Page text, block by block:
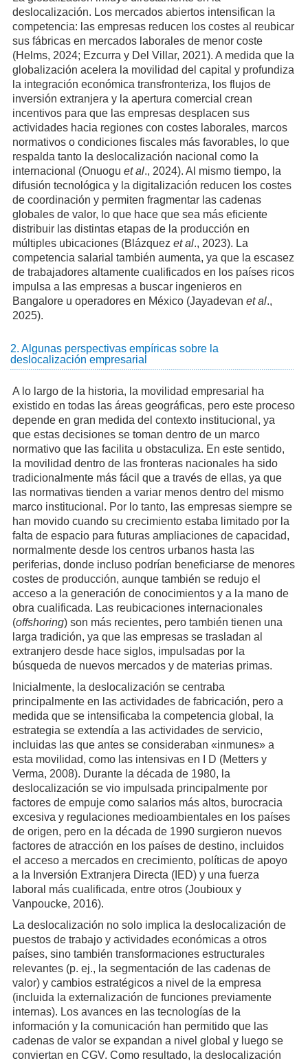
deslocalización. Los mercados abiertos intensifican la
competencia: las empresas reducen los costes al reubicar
sus fábricas en mercados laborales de menor coste
(Helms, 2024; Ezcurra y Del Villar, 2021). A medida que la
globalización acelera la movilidad del capital y profundiza
la integración económica transfronteriza, los flujos de
inversión extranjera y la apertura comercial crean
incentivos para que las empresas desplacen sus
actividades hacia regiones con costes laborales, marcos
normativos o condiciones fiscales más favorables, lo que
respalda tanto la deslocalización nacional como la
internacional (Onuogu et al., 2024). Al mismo tiempo, la
difusión tecnológica y la digitalización reducen los costes
de coordinación y permiten fragmentar las cadenas
globales de valor, lo que hace que sea más eficiente
distribuir las distintas etapas de la producción en
múltiples ubicaciones (Blázquez et al., 2023). La
competencia salarial también aumenta, ya que la escasez
de trabajadores altamente cualificados en los países ricos
impulsa a las empresas a buscar ingenieros en
Bangalore u operadores en México (Jayadevan et al.,
2025).
2. Algunas perspectivas empíricas sobre la
deslocalización empresarial
A lo largo de la historia, la movilidad empresarial ha
existido en todas las áreas geográficas, pero este proceso
depende en gran medida del contexto institucional, ya
que estas decisiones se toman dentro de un marco
normativo que las facilita u obstaculiza. En este sentido,
la movilidad dentro de las fronteras nacionales ha sido
tradicionalmente más fácil que a través de ellas, ya que
las normativas tienden a variar menos dentro del mismo
marco institucional. Por lo tanto, las empresas siempre se
han movido cuando su crecimiento estaba limitado por la
falta de espacio para futuras ampliaciones de capacidad,
normalmente desde los centros urbanos hasta las
periferias, donde incluso podrían beneficiarse de menores
costes de producción, aunque también se redujo el
acceso a la generación de conocimientos y a la mano de
obra cualificada. Las reubicaciones internacionales
(offshoring) son más recientes, pero también tienen una
larga tradición, ya que las empresas se trasladan al
extranjero desde hace siglos, impulsadas por la
búsqueda de nuevos mercados y de materias primas.
Inicialmente, la deslocalización se centraba
principalmente en las actividades de fabricación, pero a
medida que se intensificaba la competencia global, la
estrategia se extendía a las actividades de servicio,
incluidas las que antes se consideraban «inmunes» a
esta movilidad, como las intensivas en I D (Metters y
Verma, 2008). Durante la década de 1980, la
deslocalización se vio impulsada principalmente por
factores de empuje como salarios más altos, burocracia
excesiva y regulaciones medioambientales en los países
de origen, pero en la década de 1990 surgieron nuevos
factores de atracción en los países de destino, incluidos
el acceso a mercados en crecimiento, políticas de apoyo
a la Inversión Extranjera Directa (IED) y una fuerza
laboral más cualificada, entre otros (Joubioux y
Vanpoucke, 2016).
La deslocalización no solo implica la deslocalización de
puestos de trabajo y actividades económicas a otros
países, sino también transformaciones estructurales
relevantes (p. ej., la segmentación de las cadenas de
valor) y cambios estratégicos a nivel de la empresa
(incluida la externalización de funciones previamente
internas). Los avances en las tecnologías de la
información y la comunicación han permitido que las
cadenas de valor se expandan a nivel global y luego se
conviertan en CGV. Como resultado, la deslocalización